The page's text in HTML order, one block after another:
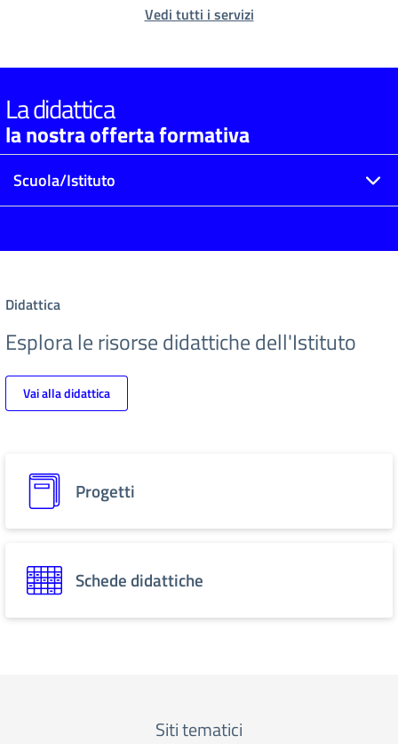
Vedi tutti i servizi
La didattica
la nostra offerta formativa
Scuola/Istituto
Didattica
Esplora le risorse didattiche dell'Istituto
Vai alla didattica
Progetti
Schede didattiche
Siti tematici